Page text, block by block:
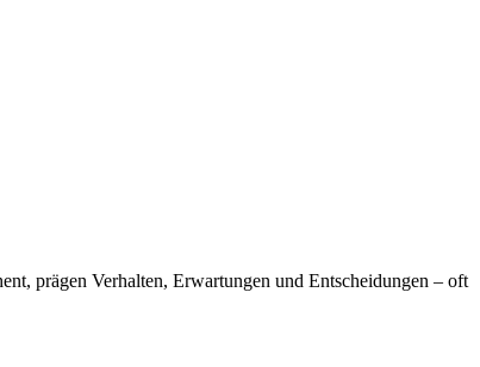
prägen Verhalten, Erwartungen und Entscheidungen – oft